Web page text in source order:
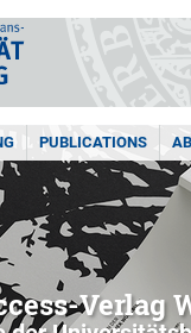
PUBLICATIONS
Verlag